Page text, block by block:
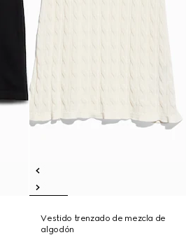
Vestido trenzado de mezcla de
algodón